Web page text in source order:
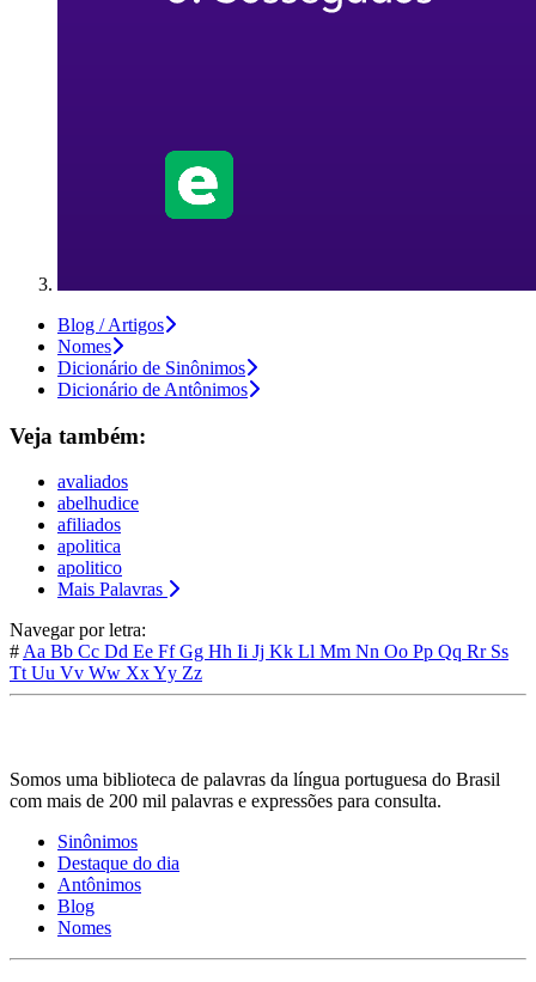
Blog / Artigos
Nomes
Dicionário de Sinônimos
Dicionário de Antônimos
Veja também:
avaliados
abelhudice
afiliados
apolitica
apolitico
Mais Palavras
Navegar por letra:
#Aa Bb Cc Dd Ee FfGg Hh Ii Jj Kk Ll Mm Nn Oo Pp Qq Rr Ss
TtUu Vv Ww XxYy Zz
Somos uma biblioteca de palavras da língua portuguesa do Brasil
com mais de 200 mil palavras e expressões para consulta.
Sinônimos
Destaque do dia
Antônimos
Blog
Nomes